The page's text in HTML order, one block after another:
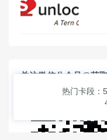
关注微信公众号@获
热门卡段：